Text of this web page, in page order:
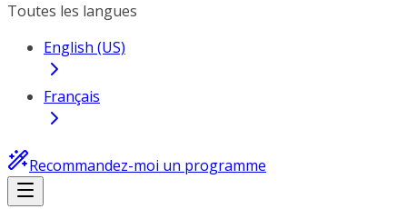
Toutes les langues
English (US)
Français
Recommandez-moi un programme